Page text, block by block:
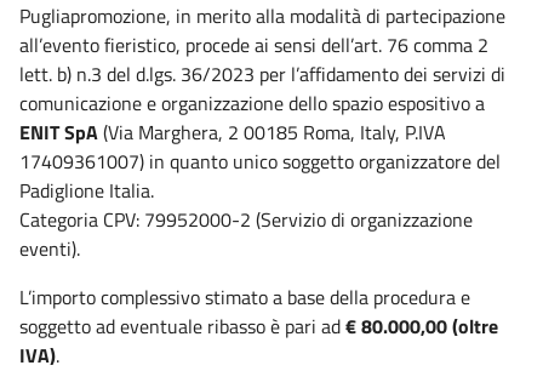
Pugliapromozione, in merito alla modalità di partecipazione
all’evento fieristico, procede ai sensi dell’art. 76 comma 2
lett. b) n.3 del d.lgs. 36/2023 per l’affidamento dei servizi di
comunicazione e organizzazione dello spazio espositivo a
ENIT SpA(Via Marghera, 2 00185 Roma, Italy, P.IVA
17409361007) in quanto unico soggetto organizzatore del
Padiglione Italia.
Categoria CPV: 79952000-2 (Servizio di organizzazione
eventi).
L’importo complessivo stimato a base della procedura e
soggetto ad eventuale ribasso è pari ad€ 80.000,00 (oltre
IVA).